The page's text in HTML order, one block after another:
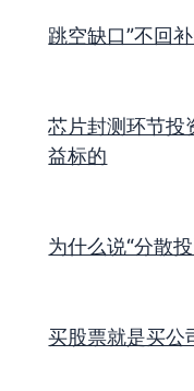
跳空缺口”不回
芯片封测环节投
益标的
为什么说“分散
买股票就是买公